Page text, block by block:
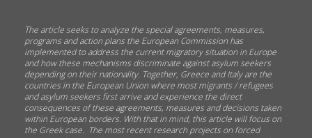
The article seeks to analyze the special agreements, measures,
programs and action plans the European Commission has
implemented to address the current migratory situation in Europe
and how these mechanisms discriminate against asylum seekers
depending on their nationality. Together, Greece and Italy are the
countries in the European Union where most migrants / refugees
and asylum seekers first arrive and experience the direct
consequences of these agreements, measures and decisions taken
within European borders. With that in mind, this article will focus on
the Greek case. The most recent research projects on forced